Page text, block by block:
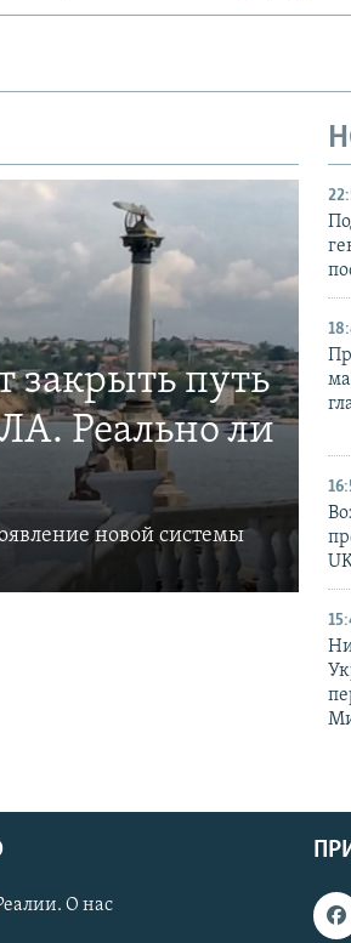
закрыть путь
Реально ли
новой системы
О нас